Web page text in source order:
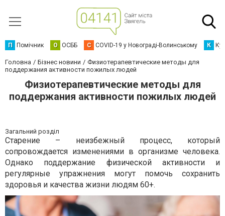
П Помічник О ОСББ C COVID-19 у Новограді-Волинському К
Головна Бізнес новини
Физиотерапевтические методы для
поддержания активности пожилых людей
Физиотерапевтические методы для
поддержания активности пожилых людей
Загальний розділ
Старение – неизбежный процесс, который
сопровождается изменениями в организме человека.
Однако поддержание физической активности и
регулярные упражнения могут помочь сохранить
здоровья и качества жизни людям 60+.